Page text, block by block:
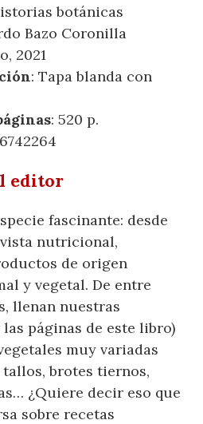
botánicas
Bazo Coronilla
2021
: Tapa blanda con
: 520 p.
editor
fascinante: desde
nutricional,
de origen
y vegetal. De entre
llenan nuestras
las páginas de este libro)
muy variadas
brotes tiernos,
¿Quiere decir eso que
sobre recetas